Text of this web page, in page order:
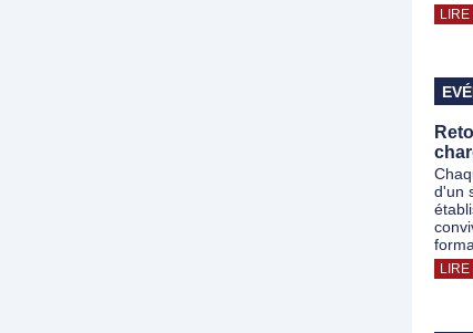
d'un